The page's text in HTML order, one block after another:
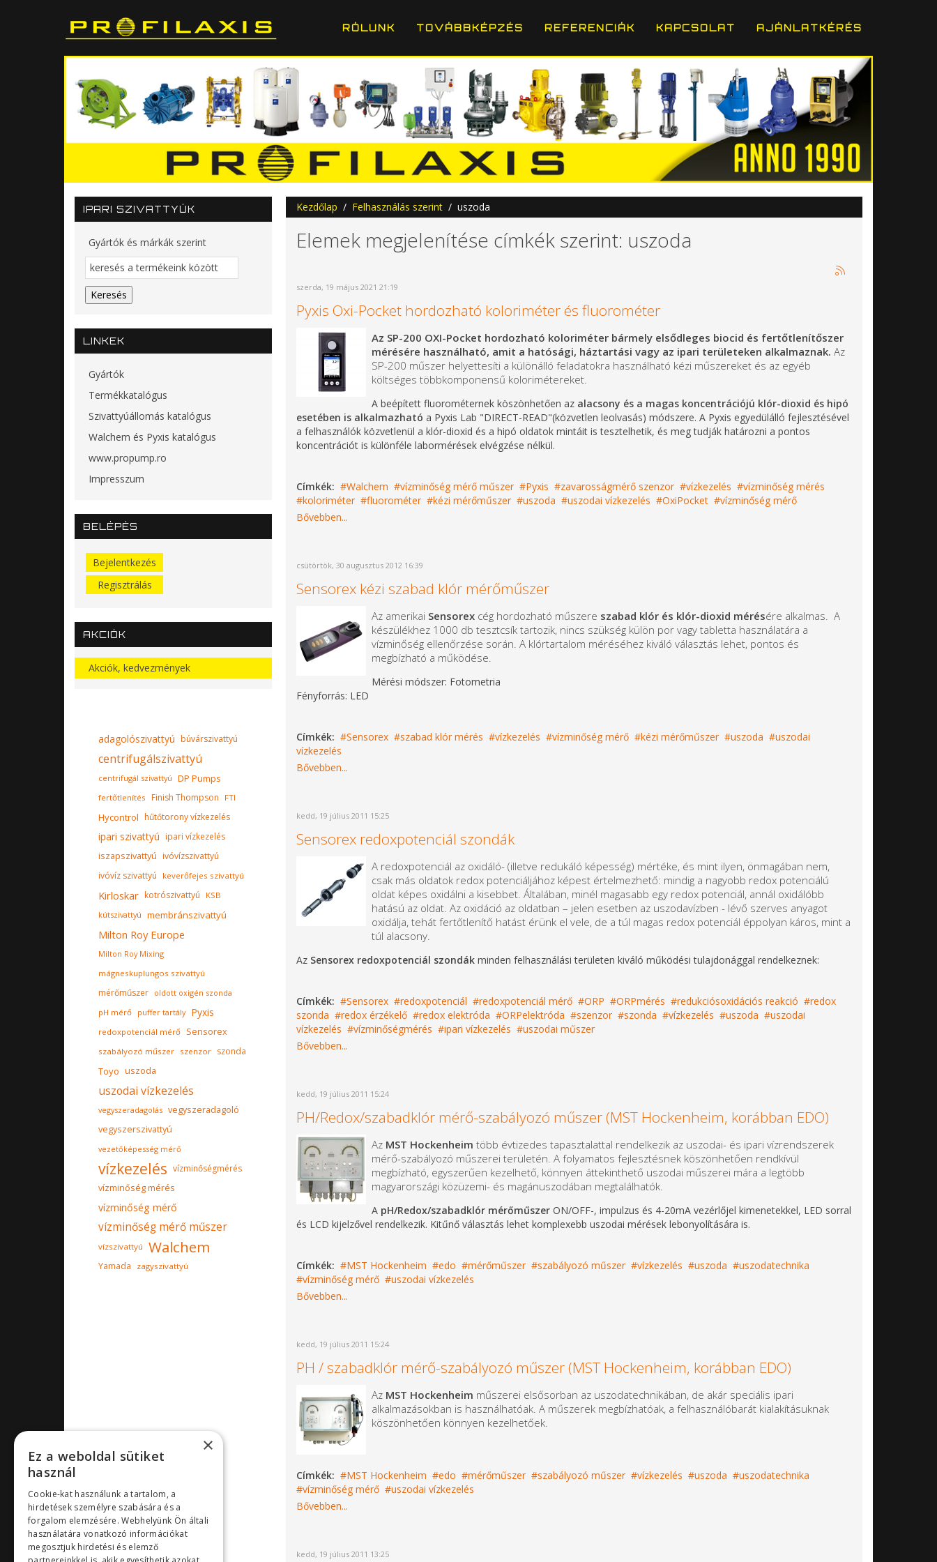
RÓLUNK TOVÁBBKÉPZÉS REFERENCIÁK KAPCSOLAT AJÁNLATKÉRÉS
Kezdőlap Felhasználás szerint uszoda
Elemek megjelenítése címkék szerint: uszoda
szerda, 19 május 2021 21:19
Pyxis Oxi-Pocket hordozható koloriméter és fluorométer
Az SP-200 OXI-Pocket hordozható koloriméter bármely elsődleges biocid és fertőtlenítőszer
mérésére használható, amit a hatósági, háztartási vagy az ipari területeken alkalmaznak. Az
SP-200 műszer helyettesíti a különálló feladatokra használható kézi műszereket és az egyéb
költséges többkomponensű kolorimétereket.
A beépített fluorométernek köszönhetően az alacsony és a magas koncentrációjú klór-dioxid és hipó
esetében is alkalmazható a Pyxis Lab "DIRECT-READ"(közvetlen leolvasás) módszere. A Pyxis egyedülálló fejlesztésével
a felhasználók közvetlenül a klór-dioxid és a hipó oldatok mintáit is tesztelhetik, és meg tudják határozni a pontos
koncentrációt is különféle labormérések elvégzése nélkül.
Címkék: Walchem vízminőség mérő műszer Pyxis zavarosságmérő szenzor vízkezelés
vízminőség mérés
koloriméter
fluorométer kézi mérőműszer uszoda uszodai vízkezelés OxiPocket
vízminőség mérő
Bővebben...
csütörtök, 30 augusztus 2012 16:39
Sensorex kézi szabad klór mérőműszer
Az amerikai Sensorexcég hordozható műszere szabad klór és klór-dioxid mérésére alkalmas. A
készülékhez 1000 db tesztcsík tartozik, nincs szükség külön por vagy tabletta használatára a
vízminőség ellenőrzése során. A klórtartalom méréséhez kiváló választás lehet, pontos és
megbízható a működése.
Mérési módszer: Fotometria
Fényforrás: LED
Címkék: Sensorex szabad klór mérés vízkezelés vízminőség mérő kézi mérőműszer uszoda
uszodai
vízkezelés
Bővebben...
kedd, 19 július 2011 15:25
Sensorex redoxpotenciál szondák
A redoxpotenciál az oxidáló- (illetve redukáló képesség) mértéke, és mint ilyen, önmagában nem,
csak más oldatok redox potenciáljához képest értelmezhető: mindig a nagyobb redox potenciálú
oldat képes oxidálni a kisebbet. Általában, minél magasabb egy redox potenciál, annál oxidálóbb
hatású az oldat. Az oxidáció az oldatban – jelen esetben az uszodavízben - lévő szerves anyagot
oxidálja, tehát fertőtlenítő hatást érünk el vele, de a túl magas redox potenciál éppolyan káros, mint a
túl alacsony.
Az Sensorex redoxpotenciál szondákminden felhasználási területen kiváló működési tulajdonággal rendelkeznek:
Címkék: Sensorex redoxpotenciál redoxpotenciál mérő ORP ORPmérés redukciósoxidációs reakció
redox
szonda
redox érzékelő redox elektróda ORPelektróda szenzor szonda vízkezelés uszoda
uszodai
vízkezelés
vízminőségmérés ipari vízkezelés
uszodai műszer
Bővebben...
kedd, 19 július 2011 15:24
PH/Redox/szabadklór mérő-szabályozó műszer (MST Hockenheim, korábban EDO)
Az MST Hockenheim több évtizedes tapasztalattal rendelkezik az uszodai- és ipari vízrendszerek
mérő-szabályozó műszerei területén. A folyamatos fejlesztésnek köszönhetően rendkívül
megbízható, egyszerűen kezelhető, könnyen áttekinthető uszodai műszerei mára a legtöbb
magyarországi közüzemi- és magánuszodában megtalálhatók.
A pH/Redox/szabadklór mérőműszerON/OFF-, impulzus és 4-20mA vezérlőjel kimenetekkel, LED sorral
és LCD kijelzővel rendelkezik. Kitűnő választás lehet komplexebb uszodai mérések lebonyolítására is.
Címkék: MST Hockenheim edo mérőműszer szabályozó műszer vízkezelés uszoda
uszodatechnika
vízminőség mérő
uszodai vízkezelés
Bővebben...
kedd, 19 július 2011 15:24
PH / szabadklór mérő-szabályozó műszer (MST Hockenheim, korábban EDO)
Az MST Hockenheim műszerei elsősorban az uszodatechnikában, de akár speciális ipari
alkalmazásokban is használhatóak. A műszerek megbízhatóak, a felhasználóbarát kialakításuknak
köszönhetően könnyen kezelhetőek.
Címkék: MST Hockenheim edo mérőműszer szabályozó műszer vízkezelés uszoda
uszodatechnika
vízminőség mérő
uszodai vízkezelés
Bővebben...
kedd, 19 július 2011 13:25
IPARI SZIVATTYÚK
Gyártók és márkák szerint
LINKEK
Gyártók
Termékkatalógus
Szivattyúállomás katalógus
Walchem és Pyxis katalógus
www.propump.ro
Impresszum
BELÉPÉS
Bejelentkezés
Regisztrálás
AKCIÓK
Akciók, kedvezmények
adagolószivattyú búvárszivattyú
centrifugálszivattyú
centrifugál szivattyú DP Pumps
fertőtlenítés Finish Thompson FTI
Hycontrol hűtőtorony vízkezelés
ipari szivattyú ipari vízkezelés
iszapszivattyú ivóvízszivattyú
ivóvíz szivattyú
keverőfejes szivattyú
Kirloskar kotrószivattyú
KSB
kútszivattyú membránszivattyú
Milton Roy Europe
Milton Roy Mixing
mágneskuplungos szivattyú
mérőműszer oldott oxigén szonda
pH mérő puffer tartály Pyxis
redoxpotenciál mérő Sensorex
szabályozó műszer szenzor szonda
Toyo uszoda
uszodai vízkezelés
vegyszeradagolás vegyszeradagoló
vegyszerszivattyú
vezetőképesség mérő
vízkezelés vízminőségmérés
vízminőség mérés
vízminőség mérő
vízminőség mérő műszer
vízszivattyú Walchem
Yamada zagyszivattyú
×
Ez a weboldal sütiket
használ
Cookie-kat használunk a tartalom, a
hirdetések személyre szabására és a
forgalom elemzésére. Webhelyünk Ön általi
használatára vonatkozó információkat
megosztjuk hirdetési és elemző